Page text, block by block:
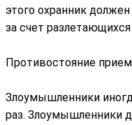
этого охранник
за счет
Противостояние
Злоумышленники
раз. Злоумышленники